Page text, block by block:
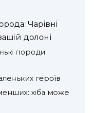
Чарівні
долоні
породи
героїв
хіба може